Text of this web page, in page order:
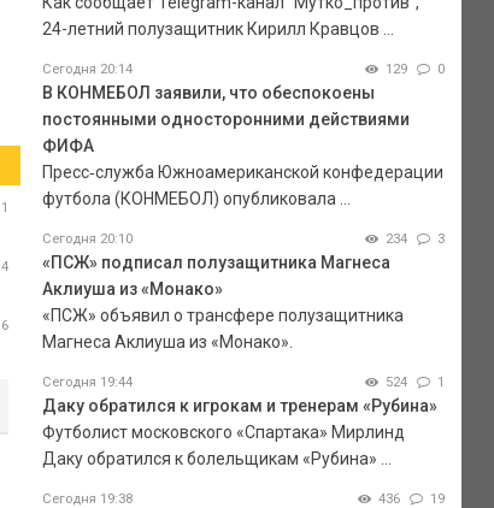
1
4
6
24-летний полузащитник Кирилл Кравцов ...
Сегодня 20:14 129 0
В КОНМЕБОЛ заявили, что обеспокоены
постоянными односторонними действиями
ФИФА
Пресс‑служба Южноамериканской конфедерации
футбола (КОНМЕБОЛ) опубликовала ...
Сегодня 20:10 234 3
«ПСЖ» подписал полузащитника Магнеса
Аклиуша из «Монако»
«ПСЖ» объявил о трансфере полузащитника
Магнеса Аклиуша из «Монако».
Сегодня 19:44 524 1
Даку обратился к игрокам и тренерам «Рубина»
Футболист московского «Спартака» Мирлинд
Даку обратился к болельщикам «Рубина» ...
Сегодня 19:38 436 19